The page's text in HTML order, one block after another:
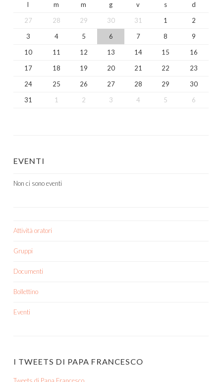
l m m g v s
d
27
28 29 30 31 1
2
3
4 5 6 7 8
9
10
11 12 13 14 15
16
17
18 19 20 21 22
23
24
25 26 27 28 29
30
31
1 2 3 4 5 6
EVENTI
Non ci sono eventi
Attività oratori
Gruppi
Documenti
Bollettino
Eventi
I TWEETS DI PAPA FRANCESCO